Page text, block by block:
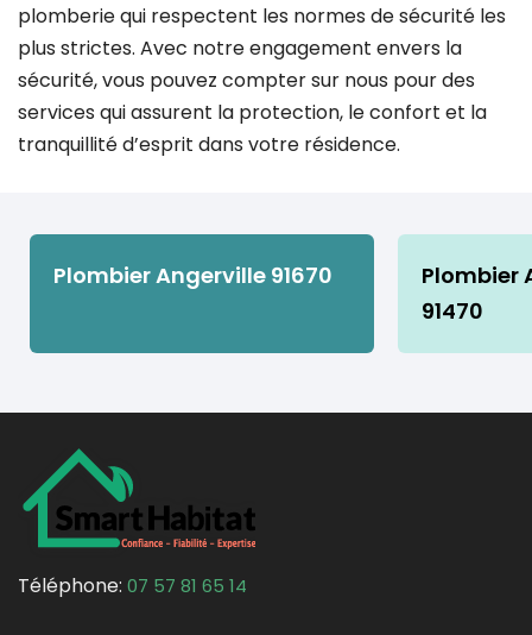
plomberie qui respectent les normes de sécurité les
plus strictes. Avec notre engagement envers la
sécurité, vous pouvez compter sur nous pour des
services qui assurent la protection, le confort et la
tranquillité d’esprit dans votre résidence.
Plombier Angerville 91670
Plombier
91470
Téléphone: 07 57 81 65 14